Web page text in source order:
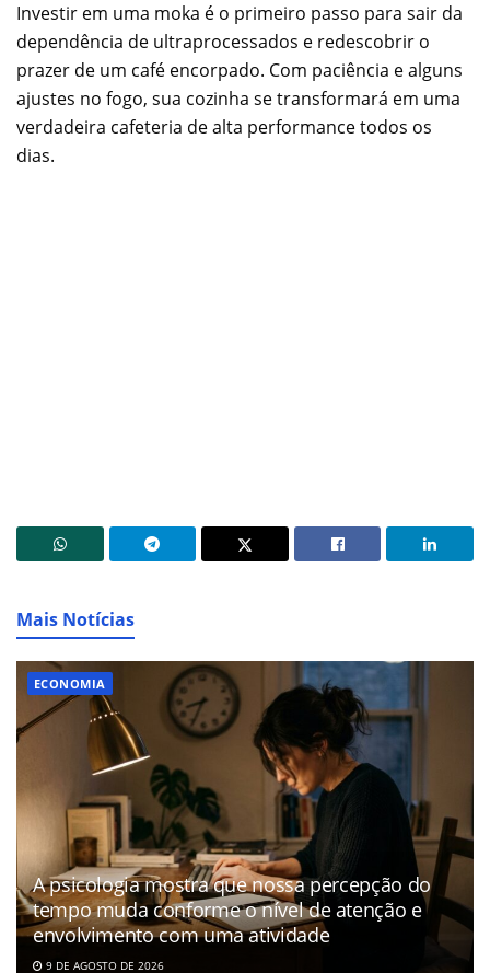
Investir em uma moka é o primeiro passo para sair da
dependência de ultraprocessados e redescobrir o
prazer de um café encorpado. Com paciência e alguns
ajustes no fogo, sua cozinha se transformará em uma
verdadeira cafeteria de alta performance todos os
dias.
Mais Notícias
ECONOMIA
A psicologia mostra que nossa percepção do
tempo muda conforme o nível de atenção e
envolvimento com uma atividade
9 DE AGOSTO DE 2026